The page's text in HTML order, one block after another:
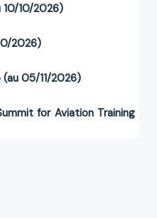
10/10/2026)
2026)
(au 05/11/2026)
for Aviation Training